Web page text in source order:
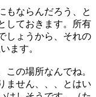
もならんだろう、と
しておきます。所有
しょうから、それの
ます。
の場所なんでね。
ません、、、とはい